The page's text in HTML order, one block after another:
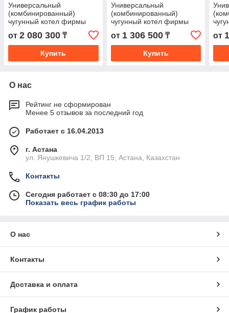
Универсальный
(комбинированный)
чугунный котел фирмы
(123,8 кВт - 1230 м2)
от 2 080 300 ₸
Купить
Универсальный
(комбинированный)
чугунный котел фирмы
Sime, модель 1R8 OF (84
кВт - 840 м2)
от 1 306 500₸
Купить
кВт
от
О нас
Рейтинг не сформирован
Менее 5 отзывов за последний год
Работает с 16.04.2013
г. Астана
ул. Янушкевича 1/2, ВП 15, Астана, Казахстан
Контакты
Сегодня работает с 08:30 до 17:00
Показать весь график работы
О нас
Контакты
Доставка и оплата
График работы